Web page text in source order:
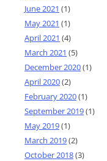
June 2021 (1)
May 2021 (1)
April 2021 (4)
March 2021 (5)
December 2020(1)
April 2020(2)
February 2020(1)
September 2019(1)
May 2019(1)
March 2019(2)
October 2018(3)